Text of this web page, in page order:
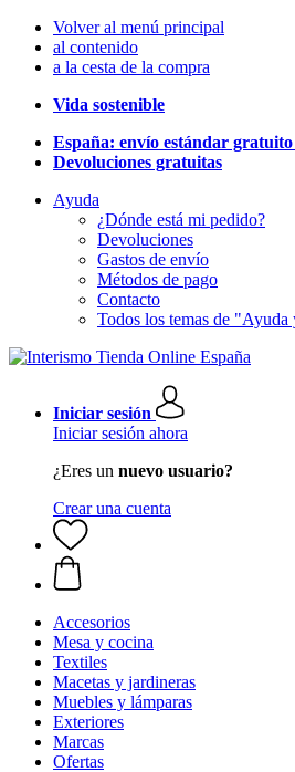
Volver al menú principal
al contenido
a la cesta de la compra
Vida sostenible
España: envío estándar gratuito
Devoluciones gratuitas
Ayuda
¿Dónde está mi pedido?
Devoluciones
Gastos de envío
Métodos de pago
Contacto
Todos los temas de "Ayuda
Iniciar sesión
Iniciar sesión ahora
¿Eres un nuevo usuario?
Crear una cuenta
Accesorios
Mesa y cocina
Textiles
Macetas y jardineras
Muebles y lámparas
Exteriores
Marcas
Ofertas